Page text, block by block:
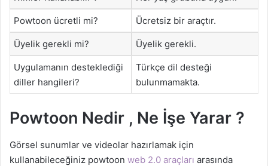
Powtoon ücretli mi? Ücretsiz bir araçtır.
Üyelik gerekli mi? Üyelik gerekli.
Uygulamanın desteklediği
diller hangileri?
Türkçe dil desteği
bulunmamakta.
Powtoon Nedir , Ne İşe Yarar ?
Görsel sunumlar ve videolar hazırlamak için
kullanabileceğiniz powtoon web 2.0 araçları arasında